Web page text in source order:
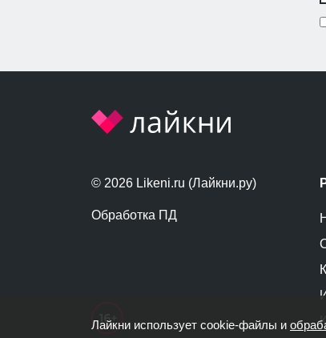
© 2026 Likeni.ru (Лайкни.ру)
Обработка ПД
Лайкни использует cookie-файлы и